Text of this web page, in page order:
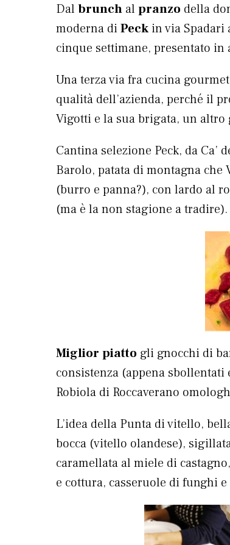
Dal brunch al pranzo della
moderna diPeckin via Spadari
cinque settimane, presentato
Una terza via fra cucina
qualità dell’azienda, perché il
Vigotti e la sua brigata, un altro
Cantina selezione Peck, da
Barolo, patata di montagna che
(burro e panna?), con lardo al
(ma è la non stagione a tradire).
Miglior piatto gli gnocchi di
consistenza (appena
Robiola di Roccaverano
L’idea della Punta di vitello,
bocca (vitello olandese),
caramellata al miele di
e cottura, casseruole di funghi